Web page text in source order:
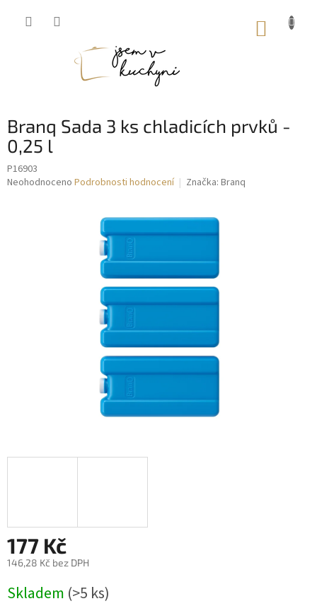
Branq Sada 3 ks chladicích prvků -
0,25 l
P16903
Průměrné
Neohodnoceno Podrobnosti hodnocení Značka: Branq
177 Kč
146,28 Kč bez DPH
cena:
Skladem (>5 ks)